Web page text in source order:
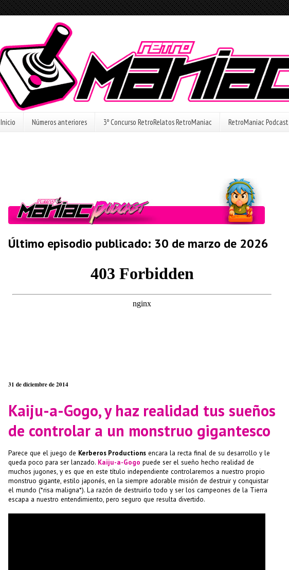
Inicio Números anteriores 3º Concurso RetroRelatos RetroManiac RetroManiac Podcast
Último episodio publicado: 30 de marzo de 2026
31 de diciembre de 2014
Kaiju-a-Gogo, y haz realidad tus sueños
de controlar a un monstruo gigantesco
Parece que el juego de Kerberos Productions encara la recta final de su desarrollo y le
queda poco para ser lanzado. Kaiju-a-Gogo puede ser el sueño hecho realidad de
muchos jugones, y es que en este título independiente controlaremos a nuestro propio
monstruo gigante, estilo japonés, en la siempre adorable misión de destruir y conquistar
el mundo (*risa maligna*). La razón de destruirlo todo y ser los campeones de la Tierra
escapa a nuestro entendimiento, pero seguro que resulta divertido.